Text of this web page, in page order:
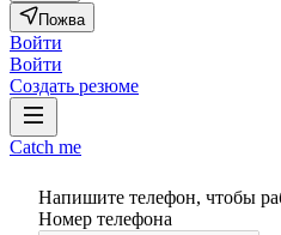
Пожва
Войти
Войти
Создать резюме
Catch me
Напишите телефон, чтобы
Номер телефона